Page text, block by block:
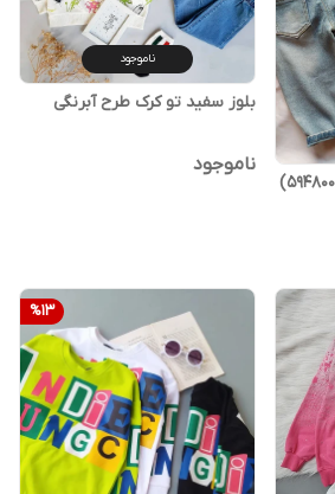
ناموجود
بلوز سفید تو کرک طرح آبرنگی
ناموجود
%13